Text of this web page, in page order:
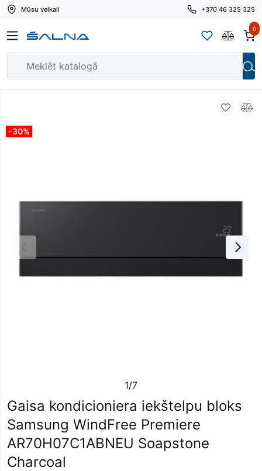
Mūsu veikali +370 46 325 325
0
-30%
-30%
-30%
-30%
-30%
-30%
-30%
1/7
Gaisa kondicioniera iekštelpu bloks
Samsung WindFree Premiere
AR70H07C1ABNEU Soapstone
Charcoal